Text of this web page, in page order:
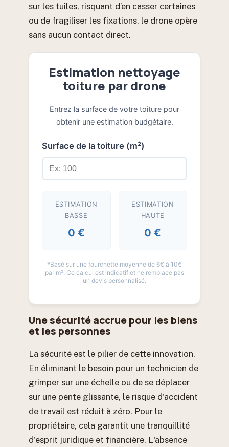
sur les tuiles, risquant d’en casser certaines
ou de fragiliser les fixations, le drone opère
sans aucun contact direct.
Estimation nettoyage
toiture par drone
Entrez la surface de votre toiture pour
obtenir une estimation budgétaire.
Surface de la toiture (m²)
ESTIMATION
BASSE
0 €
ESTIMATION
HAUTE
0 €
*Basé sur une fourchette moyenne de 6€ à 10€
par m². Ce calcul est indicatif et ne remplace pas
un devis personnalisé.
Une sécurité accrue pour les biens
et les personnes
La sécurité est le pilier de cette innovation.
En éliminant le besoin pour un technicien de
grimper sur une échelle ou de se déplacer
sur une pente glissante, le risque d'accident
de travail est réduit à zéro. Pour le
propriétaire, cela garantit une tranquillité
d'esprit juridique et financière. L'absence